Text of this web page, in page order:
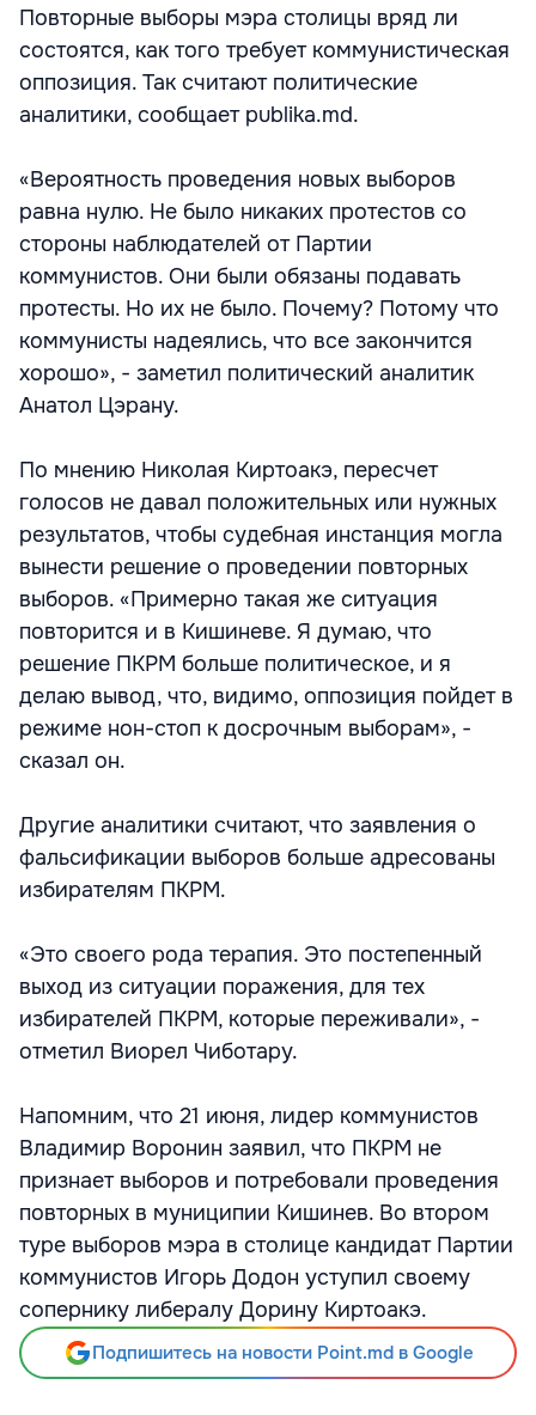
Повторные выборы мэра столицы вряд ли
состоятся, как того требует коммунистическая
оппозиция. Так считают политические
аналитики, сообщает publika.md.
«Вероятность проведения новых выборов
равна нулю. Не было никаких протестов со
стороны наблюдателей от Партии
коммунистов. Они были обязаны подавать
протесты. Но их не было. Почему? Потому что
коммунисты надеялись, что все закончится
хорошо», - заметил политический аналитик
Анатол Цэрану.
По мнению Николая Киртоакэ, пересчет
голосов не давал положительных или нужных
результатов, чтобы судебная инстанция могла
вынести решение о проведении повторных
выборов. «Примерно такая же ситуация
повторится и в Кишиневе. Я думаю, что
решение ПКРМ больше политическое, и я
делаю вывод, что, видимо, оппозиция пойдет в
режиме нон-стоп к досрочным выборам», -
сказал он.
Другие аналитики считают, что заявления о
фальсификации выборов больше адресованы
избирателям ПКРМ.
«Это своего рода терапия. Это постепенный
выход из ситуации поражения, для тех
избирателей ПКРМ, которые переживали», -
отметил Виорел Чиботару.
Напомним, что 21 июня, лидер коммунистов
Владимир Воронин заявил, что ПКРМ не
признает выборов и потребовали проведения
повторных в муниципии Кишинев. Во втором
туре выборов мэра в столице кандидат Партии
коммунистов Игорь Додон уступил своему
сопернику либералу Дорину Киртоакэ.
Подпишитесь на новости Point.md в Google